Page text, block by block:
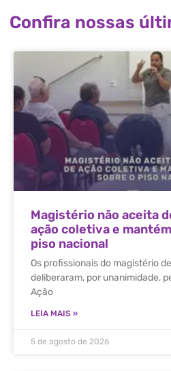
Confira nossas
Magistério não aceita
ação coletiva e
piso nacional
Os profissionais do magistério
deliberaram, por unanimidade,
Ação
LEIA MAIS »
5 de agosto de 2026